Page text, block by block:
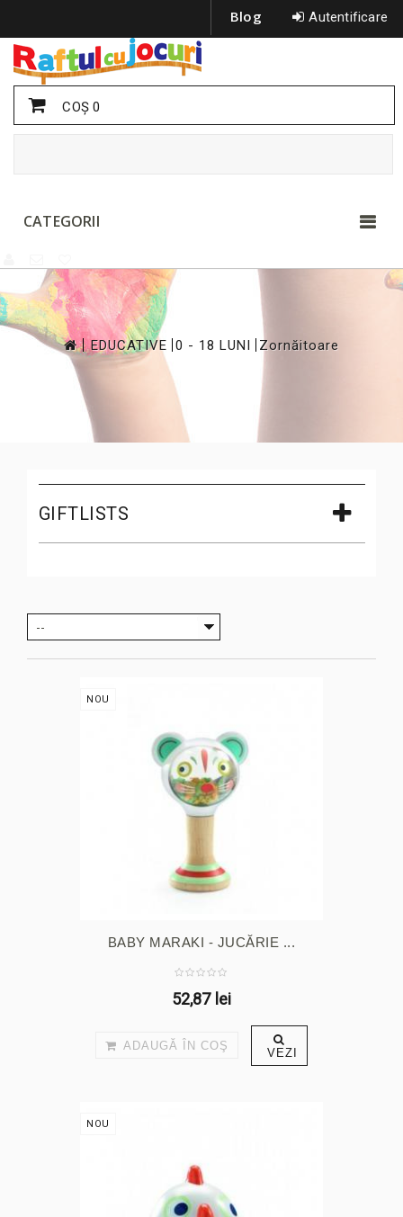
Autentificare
Blog
COŞ0
CATEGORII
>
EDUCATIVE 0 - 18 LUNI
Zornăitoare
GIFTLISTS
--
NOU
BABY MARAKI - JUCĂRIE ...
52,87 lei
ADAUGĂ ÎN COŞ VEZI
NOU